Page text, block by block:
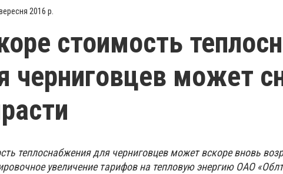
2016 р.
стоимость
черниговцев может
теплоснабжения для черниговцев может вскоре вновь
увеличение тарифов на тепловую энергию ОАО